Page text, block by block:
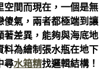
空間而現在，一個是無
傻氣，兩者都極端到讓
著差異，能夠與海底地
料為繪制張水瓶在地下
尋水箱精找邏輯結構！